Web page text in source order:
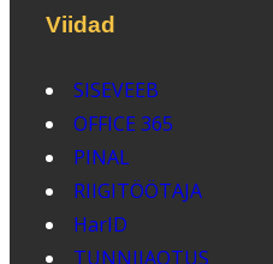
Viidad
SISEVEEB
OFFICE 365
PINAL
RIIGITÖÖTAJA
HarID
TUNNIJAOTUS